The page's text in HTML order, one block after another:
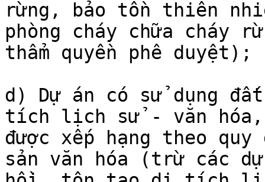
rừng, bảo tồn thiên
phòng cháy chữa cháy
thẩm quyền phê duyệt);
d) Dự án có sử dụng
tích lịch sử - văn hóa,
được xếp hạng theo
sản văn hóa (trừ các